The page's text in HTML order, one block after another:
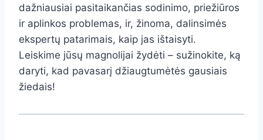
dažniausiai pasitaikančias sodinimo, priežiūros
ir aplinkos problemas, ir, žinoma, dalinsimės
ekspertų patarimais, kaip jas ištaisyti.
Leiskime jūsų magnolijai žydėti – sužinokite, ką
daryti, kad pavasarį džiaugtumėtės gausiais
žiedais!